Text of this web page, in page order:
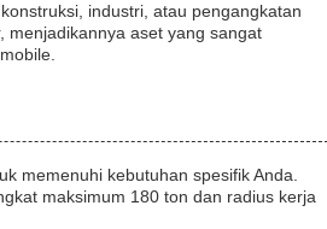
industri, atau pengangkatan
menjadikannya aset yang sangat
memenuhi kebutuhan spesifik Anda.
maksimum 180 ton dan radius kerja